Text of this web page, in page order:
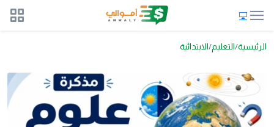
الرئيسية التعليم الابتدائية